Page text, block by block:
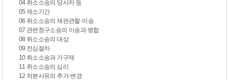
04 취소소송의 당사자 등
05 제소기간
06 취소소송의 재판관할·이송
07 관련청구소송의 이송과 병합
08 취소소송의 대상
09 전심절차
10 취소소송과 가구제
11 취소소송의 심리
12 처분사유의 추가·변경